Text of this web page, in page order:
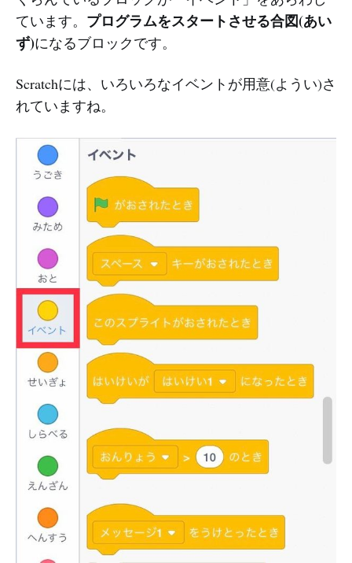
ています。 プログラムをスタートさせる合図(あい
ず)になるブロックです。
Scratchには、いろいろなイベントが用意(ようい)さ
れていますね。